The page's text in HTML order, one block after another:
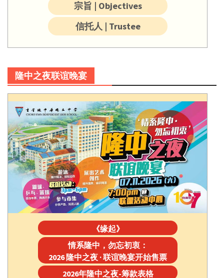
宗旨 | Objectives
信托人 | Trustee
隆中之夜联谊晚宴
《缘起》
情系隆中，勿忘初衷：
2026 隆中之夜 · 联谊晚宴开始售票
2026年隆中之夜-筹款表格